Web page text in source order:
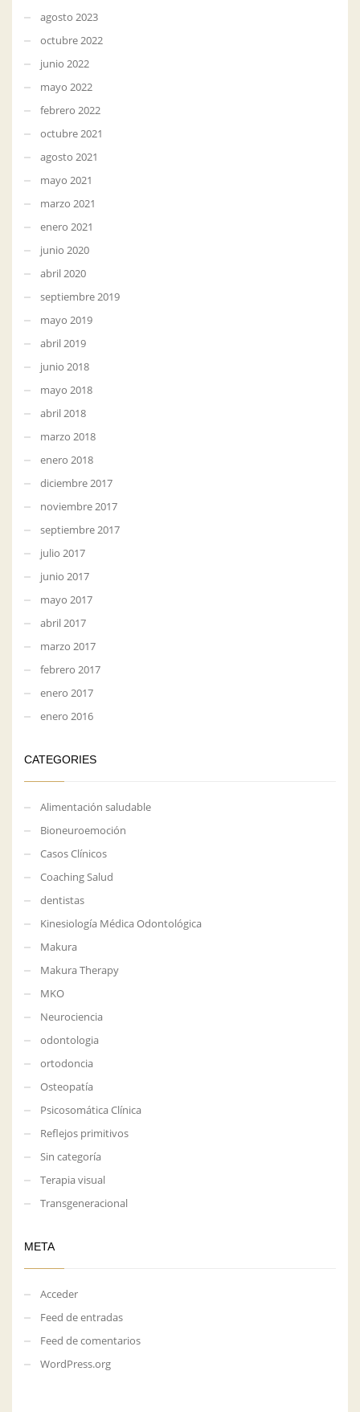
agosto 2023
octubre 2022
junio 2022
mayo 2022
febrero 2022
octubre 2021
agosto 2021
mayo 2021
marzo 2021
enero 2021
junio 2020
abril 2020
septiembre 2019
mayo 2019
abril 2019
junio 2018
mayo 2018
abril 2018
marzo 2018
enero 2018
diciembre 2017
noviembre 2017
septiembre 2017
julio 2017
junio 2017
mayo 2017
abril 2017
marzo 2017
febrero 2017
enero 2017
enero 2016
CATEGORIES
Alimentación saludable
Bioneuroemoción
Casos Clínicos
Coaching Salud
dentistas
Kinesiología Médica Odontológica
Makura
Makura Therapy
MKO
Neurociencia
odontologia
ortodoncia
Osteopatía
Psicosomática Clínica
Reflejos primitivos
Sin categoría
Terapia visual
Transgeneracional
META
Acceder
Feed de entradas
Feed de comentarios
WordPress.org